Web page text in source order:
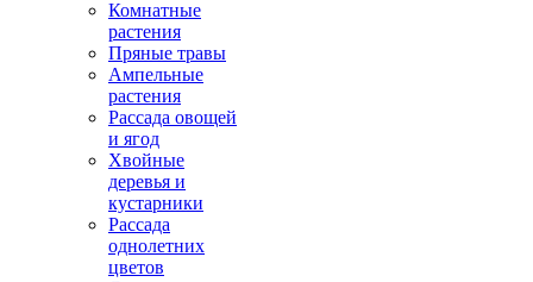
Комнатные
растения
Пряные травы
Ампельные
растения
Рассада овощей
и ягод
Хвойные
деревья и
кустарники
Рассада
однолетних
цветов